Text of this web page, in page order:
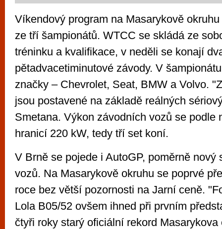
Víkendový program na Masarykově
ze tří šampionátů. WTCC se skládá ze
tréninku a kvalifikace, v neděli se konají
pětadvacetiminutové závody. V
značky – Chevrolet, Seat, BMW a Volvo.
jsou postavené na základě reálných
Smetana. Výkon závodních vozů se podle
hranicí 220 kW, tedy tří set koní.
V Brně se pojede i AutoGP, poměrně nový
vozů. Na Masarykově okruhu se poprvé
roce bez větší pozornosti na Jarní ceně.
Lola B05/52 ovšem ihned při prvním
čtyři roky starý oficiální rekord